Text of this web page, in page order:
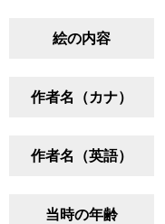
絵の内容
作者名（カナ）
作者名（英語）
当時の年齢